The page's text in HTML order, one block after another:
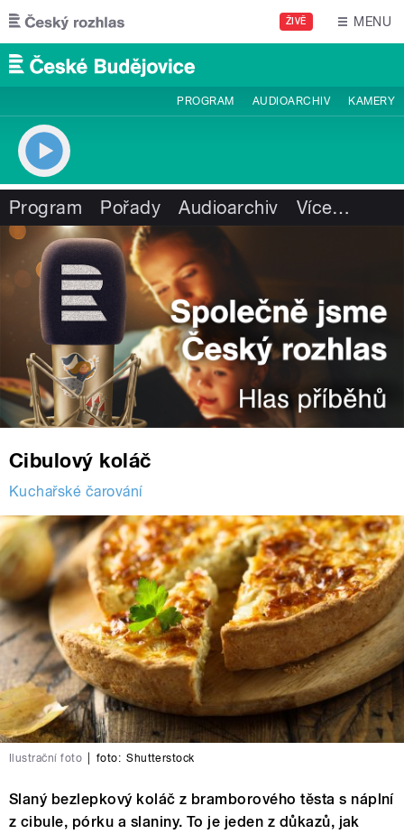
Přejít k hlavnímu obsahu
ŽIVĚ MENU
PROGRAM AUDIOARCHIV KAMERY
Program Pořady Audioarchiv Více…
Cibulový koláč
Kuchařské čarování
Ilustrační foto foto: Shutterstock
Slaný bezlepkový koláč z bramborového těsta s náplní
z cibule, pórku a slaniny. To je jeden z důkazů, jak